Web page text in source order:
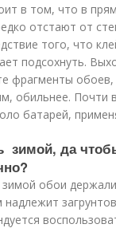
в том, что в
отстают от
того, что
подсохнуть.
фрагменты обоев,
обильнее. Почти
батарей,
зимой, да
обои